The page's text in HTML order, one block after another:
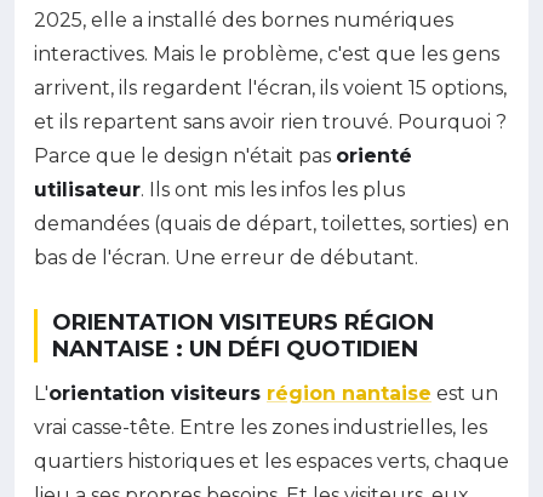
2025, elle a installé des bornes numériques
interactives. Mais le problème, c'est que les gens
arrivent, ils regardent l'écran, ils voient 15 options,
et ils repartent sans avoir rien trouvé. Pourquoi ?
Parce que le design n'était pas orienté
utilisateur. Ils ont mis les infos les plus
demandées (quais de départ, toilettes, sorties) en
bas de l'écran. Une erreur de débutant.
ORIENTATION VISITEURS RÉGION
NANTAISE : UN DÉFI QUOTIDIEN
L'orientation visiteurs région nantaise est un
vrai casse-tête. Entre les zones industrielles, les
quartiers historiques et les espaces verts, chaque